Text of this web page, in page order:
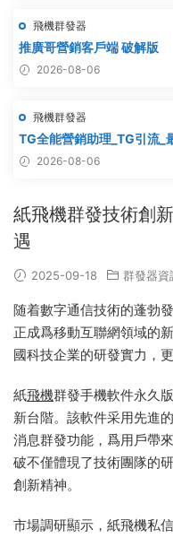
飛機群發器
推廣哥營銷客戶端 破解版
2026-08-06
飛機群發器
TG全能營銷助理_TG引流_
新破解版
2026-08-06
紙飛機群發技術創
遇
2025-09-18 群發器資
随着數字通信技術的蓬勃發
正成爲移動互聯網領域的
國科技企業的研發實力，
紙飛機群發手機軟件永久
新台階。該軟件采用先進
消息群發功能，爲用戶帶
破不僅體現了技術團隊的
創新精神。
市場調研顯示，紙飛機私